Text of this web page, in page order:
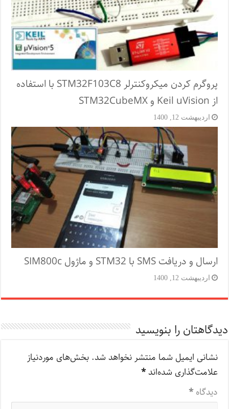
پروگرم کردن میکروکنترلر STM32F103C8 با استفاده
از Keil uVision و STM32CubeMX
اردیبهشت 12, 1400
ارسال و دریافت SMS با STM32 و ماژول SIM800c
اردیبهشت 12, 1400
دیدگاهتان را بنویسید
نشانی ایمیل شما منتشر نخواهد شد. بخش‌های موردنیاز
علامت‌گذاری شده‌اند*
دیدگاه*